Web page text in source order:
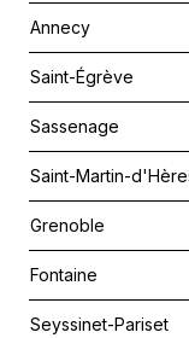
Annecy
Saint-Égrève
Sassenage
Saint-Martin-
Grenoble
Fontaine
Seyssinet-Pariset